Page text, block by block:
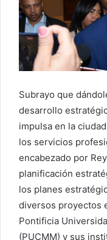
Subrayo que
desarrollo
impulsa en la
los servicios
encabezado por
planificación
los planes
diversos proyectos
Pontificia
(PUCMM) y sus